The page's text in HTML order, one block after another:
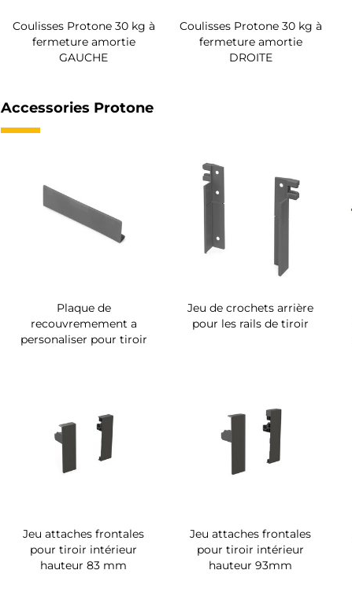
Coulisses Protone 30 kg à
fermeture amortie
GAUCHE
Coulisses Protone 30 kg à
fermeture amortie
DROITE
Accessories Protone
Plaque de
recouvremement a
personaliser pour tiroir
Jeu de crochets arrière
pour les rails de tiroir
Jeu attaches frontales
pour tiroir intérieur
hauteur 83 mm
Jeu attaches frontales
pour tiroir intérieur
hauteur 93mm